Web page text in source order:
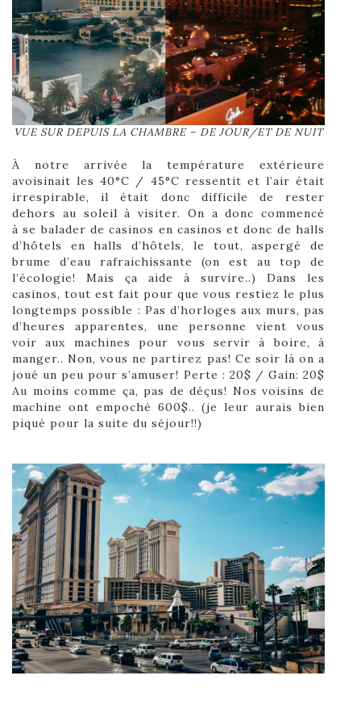
VUE SUR DEPUIS LA CHAMBRE – DE JOUR/ET DE NUIT
À notre arrivée la température extérieure
avoisinait les 40°C / 45°C ressentit et l’air était
irrespirable, il était donc difficile de rester
dehors au soleil à visiter. On a donc commencé
à se balader de casinos en casinos et donc de halls
d’hôtels en halls d’hôtels, le tout, aspergé de
brume d’eau rafraichissante (on est au top de
l’écologie! Mais ça aide à survire..) Dans les
casinos, tout est fait pour que vous restiez le plus
longtemps possible : Pas d’horloges aux murs, pas
d’heures apparentes, une personne vient vous
voir aux machines pour vous servir à boire, à
manger.. Non, vous ne partirez pas! Ce soir là on a
joué un peu pour s’amuser! Perte : 20$ / Gain: 20$
Au moins comme ça, pas de déçus! Nos voisins de
machine ont empoché 600$.. (je leur aurais bien
piqué pour la suite du séjour!!)